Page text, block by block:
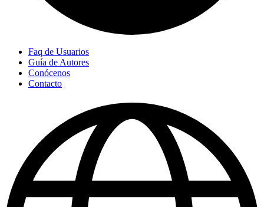
Faq de Usuarios
Guía de Autores
Conócenos
Contacto